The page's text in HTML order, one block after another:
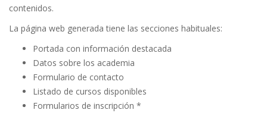
contenidos.
La página web generada tiene las secciones habituales:
Portada con información destacada
Datos sobre los academia
Formulario de contacto
Listado de cursos disponibles
Formularios de inscripción *